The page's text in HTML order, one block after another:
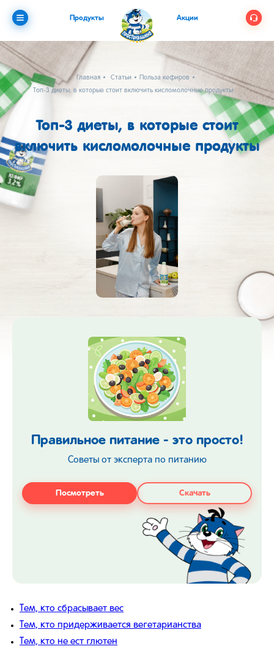
Продукты Акции
Главная Статьи Польза кефиров
Топ-3 диеты, в которые стоит включить кисломолочные продукты
Топ-3 диеты, в которые стоит
включить кисломолочные продукты
Правильное питание - это просто!
Советы от эксперта по питанию
Посмотреть Скачать
Тем, кто сбрасывает вес
Тем, кто придерживается вегетарианства
Тем, кто не ест глютен